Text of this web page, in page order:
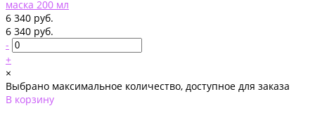
6 340 руб.
6 340 руб.
-
+
×
Выбрано максимальное количество, доступное для заказа
В корзину